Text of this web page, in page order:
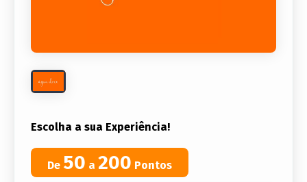
Escolha a sua Experiência!
De 50 a 200 Pontos